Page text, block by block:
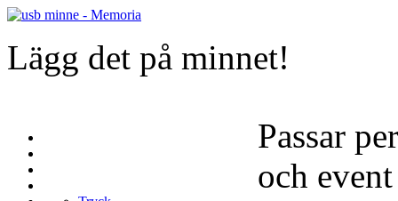
Lägg det på minnet!
Passar
och event